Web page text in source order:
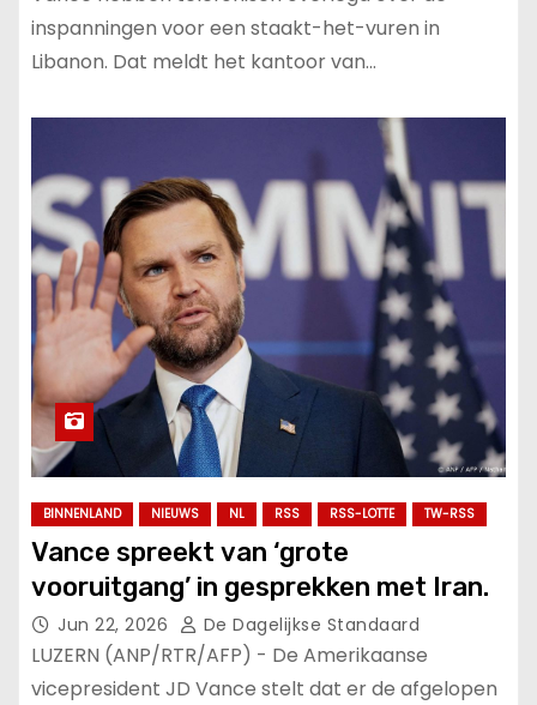
inspanningen voor een staakt-het-vuren in
Libanon. Dat meldt het kantoor van…
BINNENLAND NIEUWS NL RSS RSS-LOTTE TW-RSS
Vance spreekt van ‘grote
vooruitgang’ in gesprekken met Iran.
Jun 22, 2026 De Dagelijkse Standaard
LUZERN (ANP/RTR/AFP) - De Amerikaanse
vicepresident JD Vance stelt dat er de afgelopen